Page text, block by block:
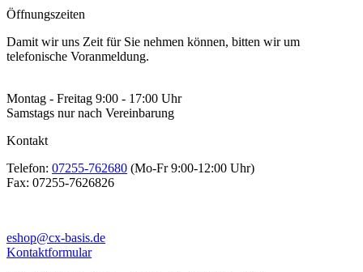
Öffnungszeiten
Damit wir uns Zeit für Sie nehmen können, bitten wir um
telefonische Voranmeldung.
Montag - Freitag 9:00 - 17:00 Uhr
Samstags nur nach Vereinbarung
Kontakt
Telefon: 07255-762680 (Mo-Fr 9:00-12:00 Uhr)
Fax: 07255-7626826
eshop@cx-basis.de
Kontaktformular